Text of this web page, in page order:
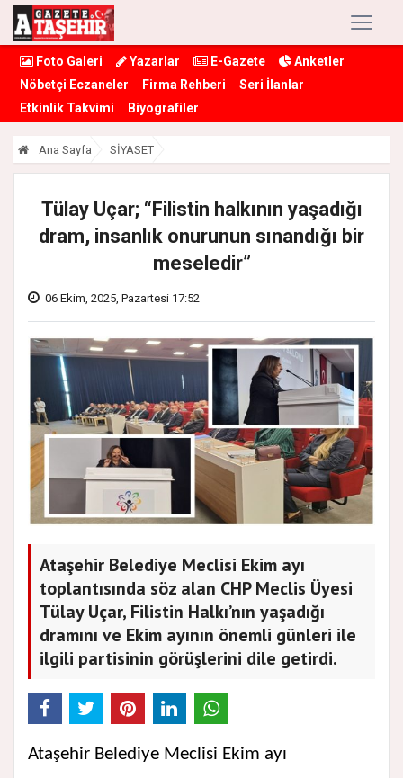
Foto Galeri Yazarlar E-Gazete
Anketler
Nöbetçi Eczaneler
Firma Rehberi
Seri İlanlar
Etkinlik Takvimi
Biyografiler
Ana Sayfa SİYASET
Tülay Uçar; “Filistin halkının yaşadığı
dram, insanlık onurunun sınandığı bir
meseledir”
06 Ekim, 2025, Pazartesi 17:52
Ataşehir Belediye Meclisi Ekim ayı
toplantısında söz alan CHP Meclis Üyesi
Tülay Uçar, Filistin Halkı’nın yaşadığı
dramını ve Ekim ayının önemli günleri ile
ilgili partisinin görüşlerini dile getirdi.
Ataşehir Belediye Meclisi Ekim ayı